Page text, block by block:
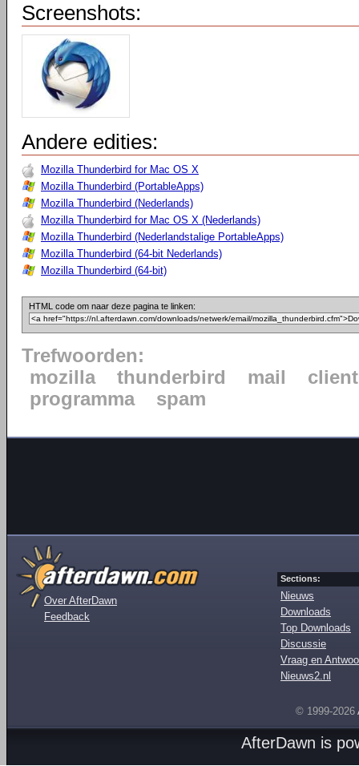
Screenshots:
Andere edities:
Mozilla Thunderbird for Mac OS X
Mozilla Thunderbird (PortableApps)
Mozilla Thunderbird (Nederlands)
Mozilla Thunderbird for Mac OS X (Nederlands)
Mozilla Thunderbird (Nederlandstalige PortableApps)
Mozilla Thunderbird (64-bit Nederlands)
Mozilla Thunderbird (64-bit)
HTML code om naar deze pagina te linken:
Trefwoorden:
mozilla
thunderbird mail
client
programma
spam
Over AfterDawn
Feedback
Sections:
Nieuws
Downloads
Top Downloads
Discussie
Vraag en
Nieuws2.nl
© 1999-2026
AfterDawn is